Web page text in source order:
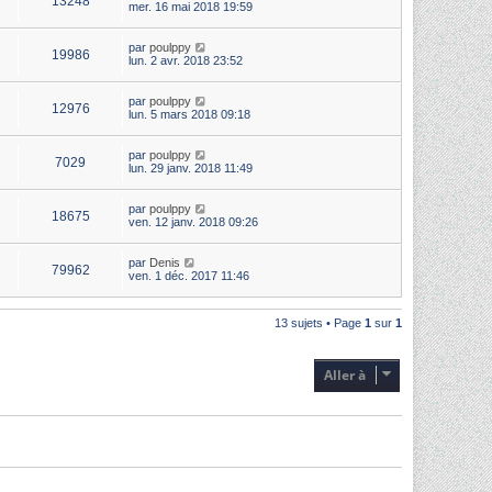
mer. 16 mai 2018 19:59
19986 par poulppy
lun. 2 avr. 2018 23:52
12976 par poulppy
lun. 5 mars 2018 09:18
7029 par poulppy
lun. 29 janv. 2018 11:49
18675 par poulppy
ven. 12 janv. 2018 09:26
79962 par Denis
ven. 1 déc. 2017 11:46
13 sujets • Page 1 sur 1
Aller à